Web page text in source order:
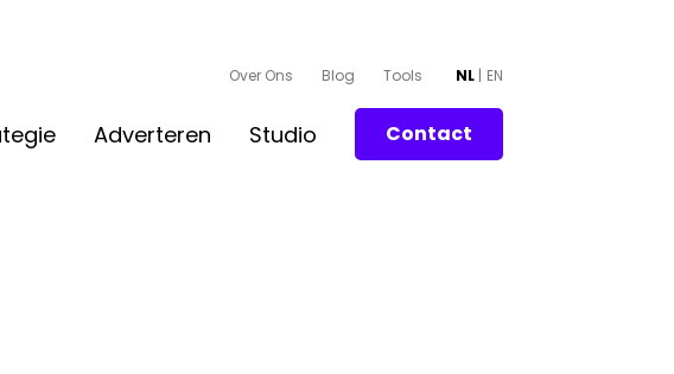
Over Ons Blog Tools NL EN
Adverteren Studio Contact